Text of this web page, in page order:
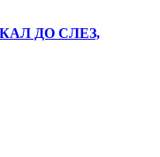
ДО СЛЕЗ,